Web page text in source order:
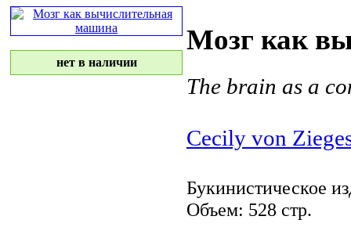
нет в наличии
Мозг как
The brain as a
Cecily von
Букинистическое
Объем: 528 стр.